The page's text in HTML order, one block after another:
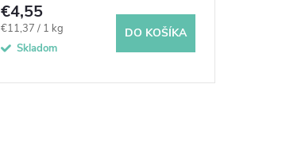
€4,55
Jednotková
cena:
€11,37 / 1 kg
Skladom
DO KOŠÍKA